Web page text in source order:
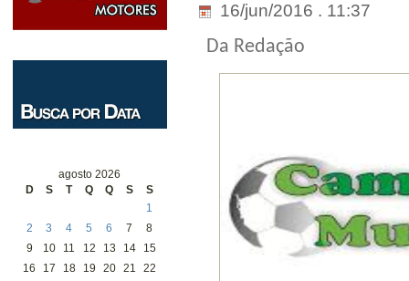
agosto 2026
D
S T Q Q S S
1
2
3 4 5 6 7
8
9
10 11 12 13 14
15
16
17 18 19 20 21
22
16/jun/2016 . 11:37
Da Redação